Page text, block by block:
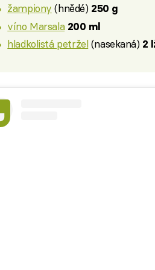
žampiony (hnědé) 250 g
víno Marsala 200 ml
hladkolistá petržel(nasekaná) 2